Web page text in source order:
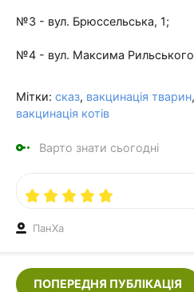
№3 - вул. Брюссельська, 1;
№4 - вул. Максима
Мітки: сказ, вакцинація тварин,
вакцинація котів
Варто знати сьогодні
ПанXа
ПОПЕРЕДНЯ ПУБЛІКАЦІЯ